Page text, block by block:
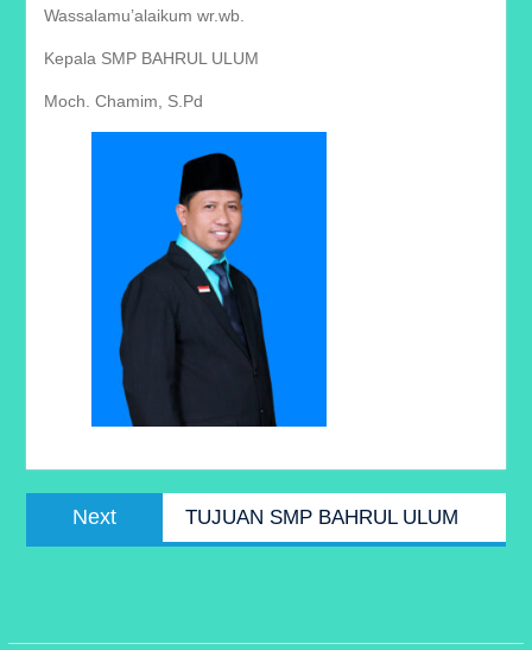
Wassalamu’alaikum wr.wb.
Kepala SMP BAHRUL ULUM
Moch. Chamim, S.Pd
Post
navigation
Next
post:
TUJUAN SMP BAHRUL ULUM